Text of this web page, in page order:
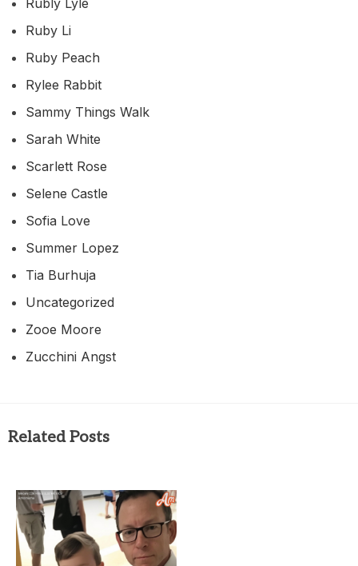
Rubly Lyle
Ruby Li
Ruby Peach
Rylee Rabbit
Sammy Things Walk
Sarah White
Scarlett Rose
Selene Castle
Sofia Love
Summer Lopez
Tia Burhuja
Uncategorized
Zooe Moore
Zucchini Angst
Related Posts